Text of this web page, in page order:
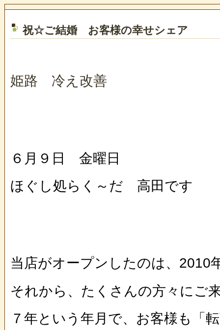
祝☆ご結婚 お客様の幸せシェア
姫路 冷え改善
６月９日 金曜日
ほぐし処らく～だ 高田です
当店がオープンしたのは、2010
それから、たくさんの方々にご
７年という年月で、お客様も「